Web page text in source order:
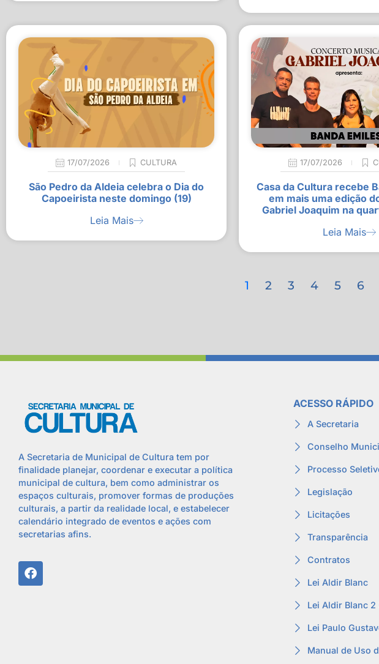
17/07/2026 CULTURA
São Pedro da Aldeia celebra o Dia do
Capoeirista neste domingo (19)
Leia Mais
17/07/2026
Casa da Cultura recebe
em mais uma edição
Gabriel Joaquim na
Leia Mais
1 2 3 4 5 6
A Secretaria de Municipal de Cultura tem por
finalidade planejar, coordenar e executar a política
municipal de cultura, bem como administrar os
espaços culturais, promover formas de produções
culturais, a partir da realidade local, e estabelecer
calendário integrado de eventos e ações com
secretarias afins.
ACESSO RÁPIDO
A Secretaria
Conselho
Processo
Legislação
Licitações
Transparência
Contratos
Lei Aldir Blanc
Lei Aldir Blanc 2
Lei Paulo
Manual de Uso